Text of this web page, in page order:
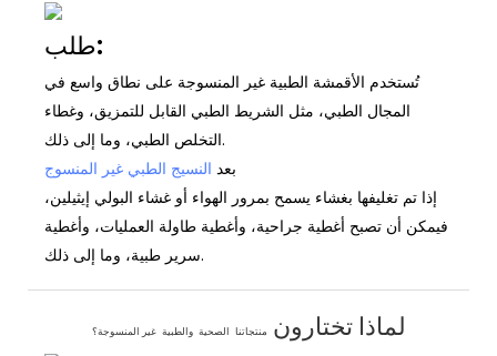
طلب:
تُستخدم الأقمشة الطبية غير المنسوجة على نطاق واسع في
المجال الطبي، مثل الشريط الطبي القابل للتمزيق، وغطاء
التخلص الطبي، وما إلى ذلك.
بعد النسيج الطبي غير المنسوج
إذا تم تغليفها بغشاء يسمح بمرور الهواء أو غشاء البولي إيثيلين،
فيمكن أن تصبح أغطية جراحية، وأغطية طاولة العمليات، وأغطية
سرير طبية، وما إلى ذلك.
لماذا تختارون منتجاتنا الصحية والطبية غير المنسوجة؟